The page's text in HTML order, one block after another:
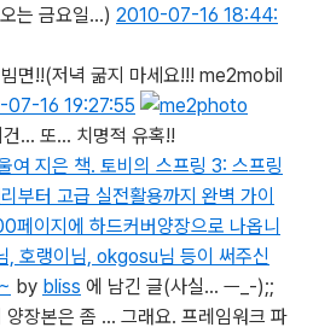
는 금요일...) 2010-07-16 18:44:
면!!(저녁 굶지 마세요!!! me2mobil
07-16 19:27:55
… 또… 치명적 유혹!!
여 지은 책. 토비의 스프링 3: 스프링
부터 고급 실전활용까지 완벽 가이
페이지에 하드커버양장으로 나옵니
, 호랭이님, okgosu님 등이 써주신
by bliss 에 남긴 글(사실... ㅡ_-);;
양장본은 좀 ... 그래요. 프레임워크 파